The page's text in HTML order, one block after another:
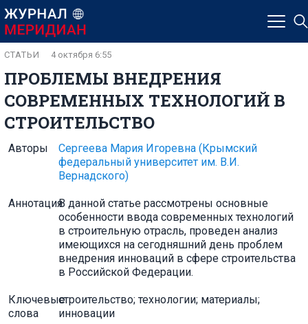
ПРОБЛЕМЫ ВНЕДРЕНИЯ
СОВРЕМЕННЫХ ТЕХНОЛОГИЙ В
СТРОИТЕЛЬСТВО
СТАТЬИ 4 октября 6:55
Авторы Сергеева Мария Игоревна (Крымский
федеральный университет им. В.И.
Вернадского)
АннотацияВ данной статье рассмотрены основные
особенности ввода современных технологий
в строительную отрасль, проведен анализ
имеющихся на сегодняшний день проблем
внедрения инноваций в сфере строительства
в Российской Федерации.
Ключевые
слова
строительство; технологии; материалы;
инновации